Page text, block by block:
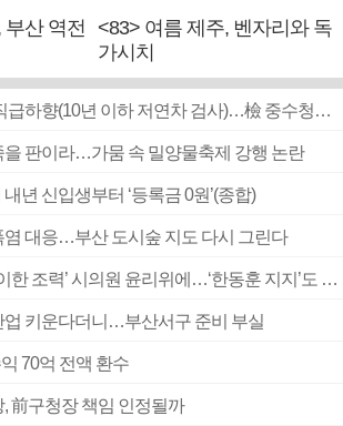
부산 역전
<83> 여름 제주, 벤자리와 독
가시치
■ 검사 신분 버리고 직급하향(10년 이하 저연차 검사)…檢 중수청행 기피
을 판이라…가뭄 속 밀양물축제 강행 논란
년 신입생부터 ‘등록금 0원’(종합)
염 대응…부산 도시숲 지도 다시 그린다
■ 국힘 부산시당, ‘정이한 조력’ 시의원 윤리위에…‘한동훈 지지’도 신고접수
업 키운다더니…부산서구 준비 부실
70억 전액 환수
前구청장 책임 인정될까